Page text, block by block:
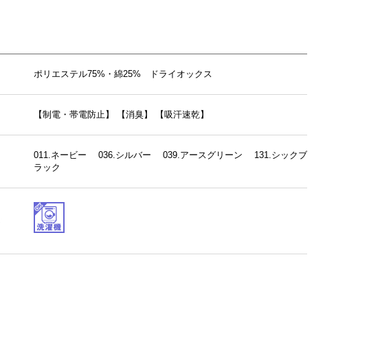
ポリエステル75%・綿25% ドライオックス
【制電・帯電防止】 【消臭】 【吸汗速乾】
011.ネービー 036.シルバー 039.アースグリーン 131.シックブ
ラック